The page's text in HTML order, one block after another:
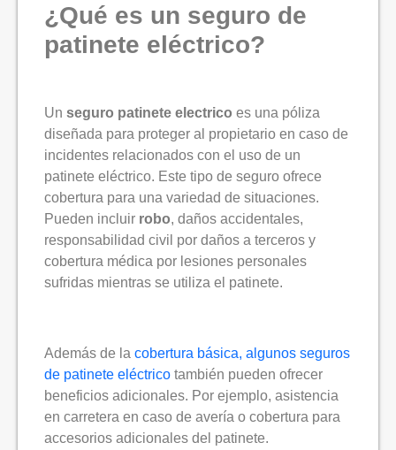
¿Qué es un seguro de
patinete eléctrico?
Un seguro patinete electrico es una póliza
diseñada para proteger al propietario en caso de
incidentes relacionados con el uso de un
patinete eléctrico. Este tipo de seguro ofrece
cobertura para una variedad de situaciones.
Pueden incluir robo, daños accidentales,
responsabilidad civil por daños a terceros y
cobertura médica por lesiones personales
sufridas mientras se utiliza el patinete.
Además de la cobertura básica, algunos seguros
de patinete eléctrico también pueden ofrecer
beneficios adicionales. Por ejemplo, asistencia
en carretera en caso de avería o cobertura para
accesorios adicionales del patinete.